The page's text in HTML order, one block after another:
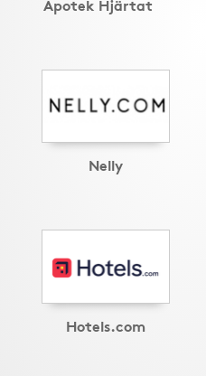
Apotek Hjärtat
Nelly
Hotels.com